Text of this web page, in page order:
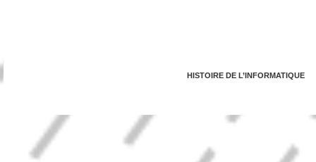
HISTOIRE DE L’INFORMATIQUE